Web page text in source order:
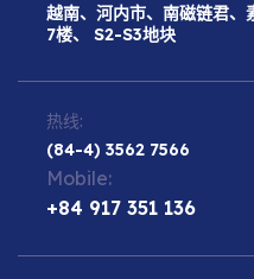
越南、河内市、南磁链君
7楼、 S2-S3地块
热线:
(84-4) 3562 7566
Mobile:
+84 917 351 136